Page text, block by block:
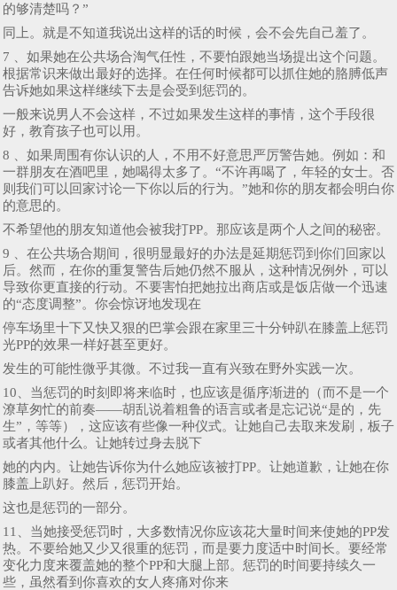
的够清楚吗？”
同上。就是不知道我说出这样的话的时候，会不会先自己羞了。
7 、如果她在公共场合淘气任性，不要怕跟她当场提出这个问题。
根据常识来做出最好的选择。在任何时候都可以抓住她的胳膊低声
告诉她如果这样继续下去是会受到惩罚的。
一般来说男人不会这样，不过如果发生这样的事情，这个手段很
好，教育孩子也可以用。
8 、如果周围有你认识的人，不用不好意思严厉警告她。例如：和
一群朋友在酒吧里，她喝得太多了。“不许再喝了，年轻的女士。否
则我们可以回家讨论一下你以后的行为。”她和你的朋友都会明白你
的意思的。
不希望他的朋友知道他会被我打PP。那应该是两个人之间的秘密。
9 、在公共场合期间，很明显最好的办法是延期惩罚到你们回家以
后。然而，在你的重复警告后她仍然不服从，这种情况例外，可以
导致你更直接的行动。不要害怕把她拉出商店或是饭店做一个迅速
的“态度调整”。你会惊讶地发现在
停车场里十下又快又狠的巴掌会跟在家里三十分钟趴在膝盖上惩罚
光PP的效果一样好甚至更好。
发生的可能性微乎其微。不过我一直有兴致在野外实践一次。
10、当惩罚的时刻即将来临时，也应该是循序渐进的（而不是一个
潦草匆忙的前奏——胡乱说着粗鲁的语言或者是忘记说“是的，先
生”，等等），这应该有些像一种仪式。让她自己去取来发刷，板子
或者其他什么。让她转过身去脱下
她的内内。让她告诉你为什么她应该被打PP。让她道歉，让她在你
膝盖上趴好。然后，惩罚开始。
这也是惩罚的一部分。
11、当她接受惩罚时，大多数情况你应该花大量时间来使她的PP发
热。不要给她又少又很重的惩罚，而是要力度适中时间长。要经常
变化力度来覆盖她的整个PP和大腿上部。惩罚的时间要持续久一
些，虽然看到你喜欢的女人疼痛对你来